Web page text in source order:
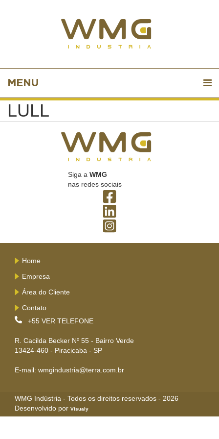
MENU
LULL
Siga a WMG
nas redes sociais
Home
Empresa
Área do Cliente
Contato
+55 VER TELEFONE
R. Cacilda Becker Nº 55 - Bairro Verde
13424-460 - Piracicaba - SP
E-mail: wmgindustria@terra.com.br
WMG Indústria - Todos os direitos reservados - 2026
Desenvolvido por Visualy